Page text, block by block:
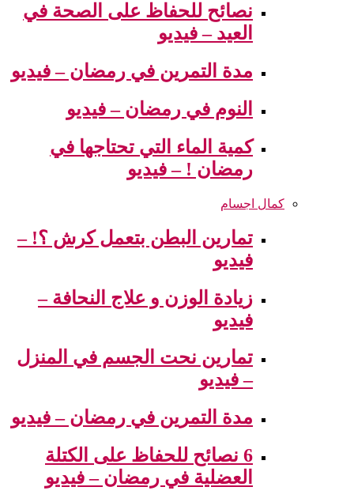
نصائح للحفاظ على الصحة في
العيد – فيديو
مدة التمرين في رمضان – فيديو
النوم في رمضان – فيديو
كمية الماء التي تحتاجها في
رمضان ! – فيديو
كمال اجسام
تمارين البطن بتعمل كرش ؟! –
فيديو
زيادة الوزن و علاج النحافة –
فيديو
تمارين نحت الجسم في المنزل
– فيديو
مدة التمرين في رمضان – فيديو
6 نصائح للحفاظ على الكتلة
العضلية في رمضان – فيديو